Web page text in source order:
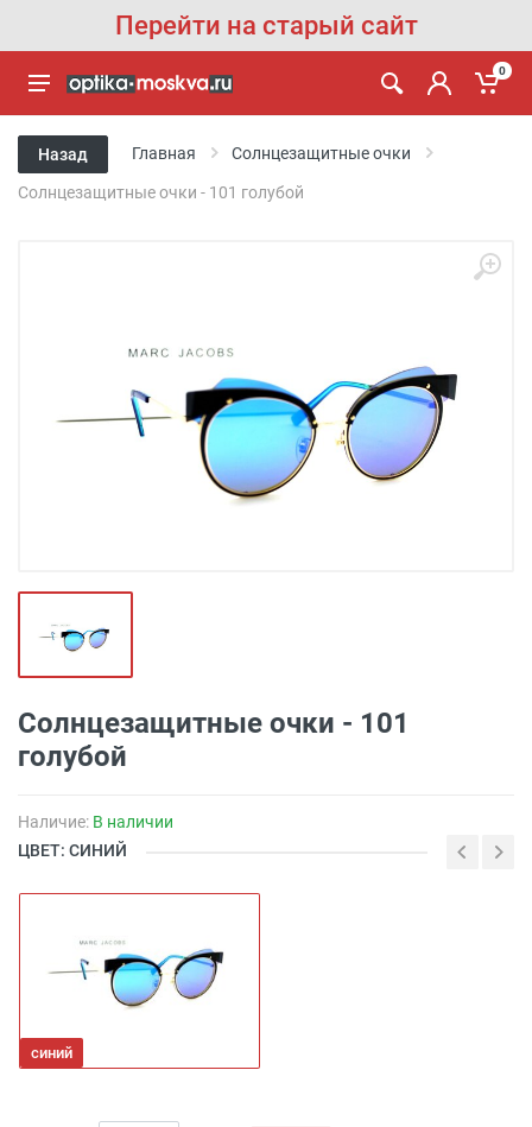
Перейти на старый сайт
0
Назад Главная Солнцезащитные очки
Солнцезащитные очки - 101 голубой
Солнцезащитные очки - 101
голубой
Наличие: В наличии
ЦВЕТ: СИНИЙ
синий